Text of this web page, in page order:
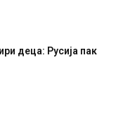
деца: Русија пак